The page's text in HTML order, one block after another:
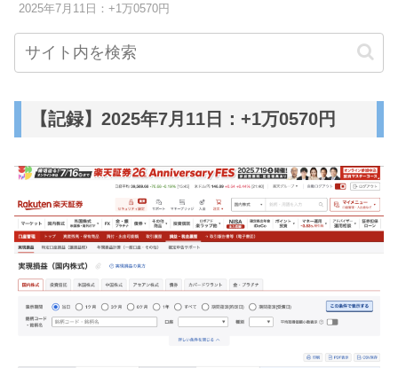
2025年7月11日：+1万0570円
【記録】2025年7月11日：+1万0570円